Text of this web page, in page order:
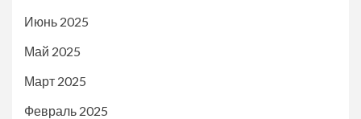
Июнь 2025
Май 2025
Март 2025
Февраль 2025